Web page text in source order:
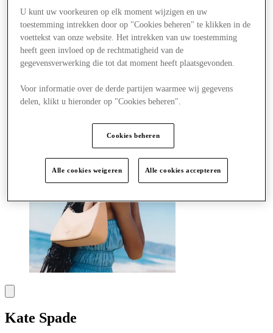
Aanbiedingen
Plan je bezoek
Wat is er aan
Eet & Drink
Cadeaubonnen
Diensten
Kate Spade
U kunt uw voorkeuren op elk moment wijzigen en uw
toestemming intrekken door op "Cookies beheren" te klikken in de
voettekst van onze website. Het intrekken van uw toestemming
heeft geen invloed op de rechtmatigheid van de
gegevensverwerking die tot dat moment heeft plaatsgevonden.
Voor informatie over de derde partijen waarmee wij gegevens
delen, klikt u hieronder op "Cookies beheren".
Cookies beheren
Alle cookies weigeren Alle cookies accepteren